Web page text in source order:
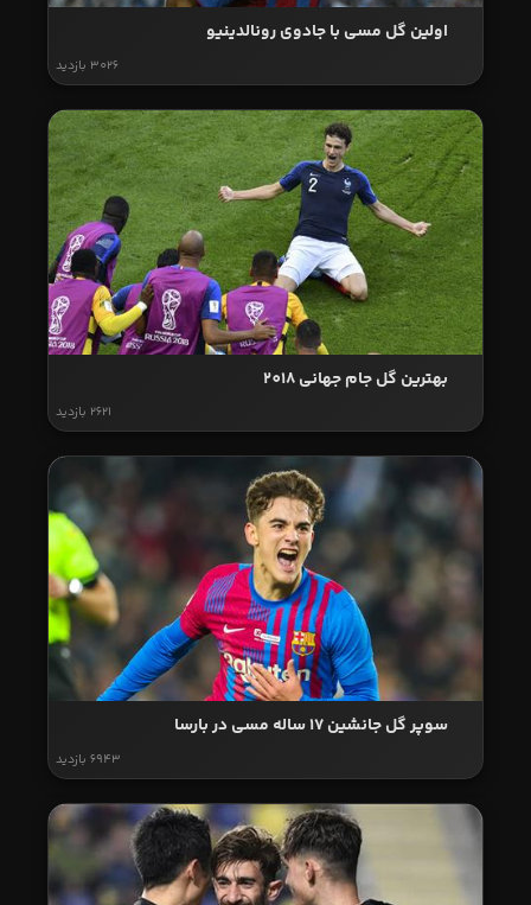
اولین گل مسی با جادوی رونالدینیو
3026 بازدید
بهترین گل جام جهانی 2018
2621 بازدید
سوپر گل جانشین 17 ساله مسی در بارسا
6943 بازدید